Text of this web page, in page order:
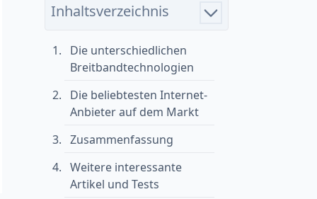
Inhaltsverzeichnis
Die unterschiedlichen
Breitbandtechnologien
Die beliebtesten Internet-
Anbieter auf dem Markt
Zusammenfassung
Weitere interessante
Artikel und Tests